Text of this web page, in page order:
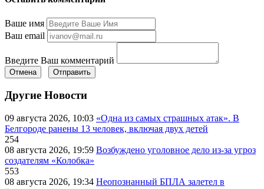
Ваше имя
Ваш email
Введите Ваш комментарий
Отмена Отправить
Другие Новости
09 августа 2026, 10:03 «Одна из самых страшных атак». В
Белгороде ранены 13 человек, включая двух детей
254
08 августа 2026, 19:59 Возбуждено уголовное дело из-за угроз
создателям «Колобка»
553
08 августа 2026, 19:34 Неопознанный БПЛА залетел в